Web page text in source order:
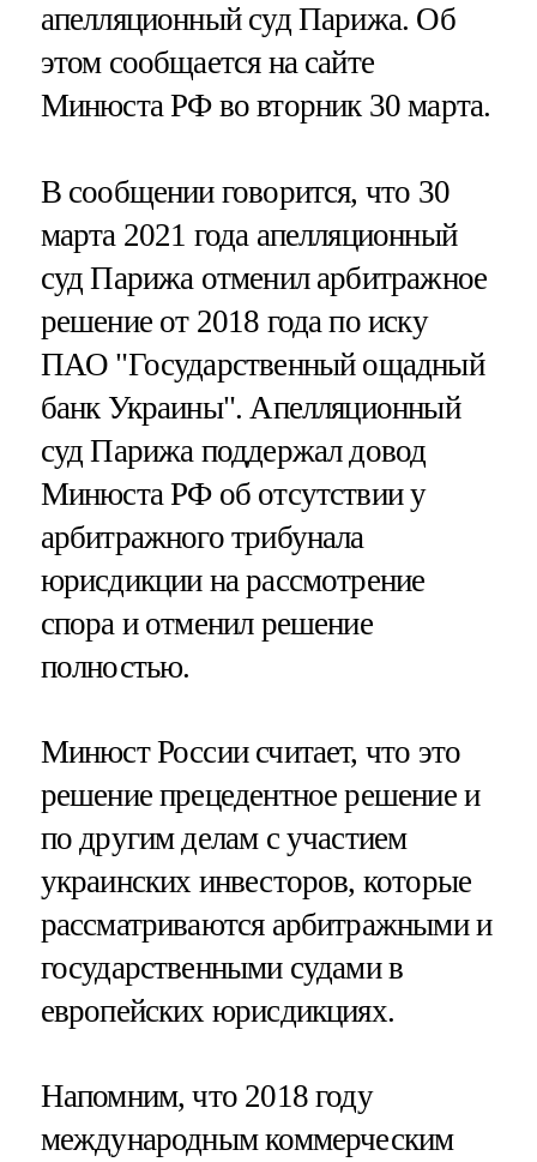
апелляционный суд Парижа. Об
этом сообщается на сайте
Минюста РФ во вторник 30 марта.
В сообщении говорится, что 30
марта 2021 года апелляционный
суд Парижа отменил арбитражное
решение от 2018 года по иску
ПАО "Государственный ощадный
банк Украины". Апелляционный
суд Парижа поддержал довод
Минюста РФ об отсутствии у
арбитражного трибунала
юрисдикции на рассмотрение
спора и отменил решение
полностью.
Минюст России считает, что это
решение прецедентное решение и
по другим делам с участием
украинских инвесторов, которые
рассматриваются арбитражными и
государственными судами в
европейских юрисдикциях.
Напомним, что 2018 году
международным коммерческим